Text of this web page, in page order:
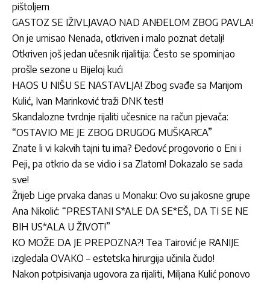
pištoljem
GASTOZ SE IŽIVLJAVAO NAD ANĐELOM ZBOG PAVLA!
On je urnisao Nenada, otkriven i malo poznat detalj!
Otkriven još jedan učesnik rijalitija: Često se spominjao
prošle sezone u Bijeloj kući
HAOS U NIŠU SE NASTAVLJA! Zbog svađe sa Marijom
Kulić, Ivan Marinković traži DNK test!
Skandalozne tvrdnje rijaliti učesnice na račun pjevača:
“OSTAVIO ME JE ZBOG DRUGOG MUŠKARCA”
Znate li vi kakvih tajni tu ima? Đedovć progovorio o Eni i
Peji, pa otkrio da se vidio i sa Zlatom! Dokazalo se sada
sve!
Žrijeb Lige prvaka danas u Monaku: Ovo su jakosne grupe
Ana Nikolić: “PRESTANI S*ALE DA SE*EŠ, DA TI SE NE
BIH US*ALA U ŽIVOT!”
KO MOŽE DA JE PREPOZNA?! Tea Tairović je RANIJE
izgledala OVAKO – estetska hirurgija učinila čudo!
Nakon potpisivanja ugovora za rijaliti, Miljana Kulić ponovo